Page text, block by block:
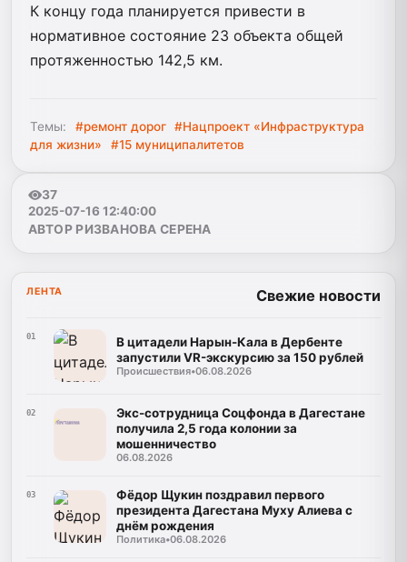
К концу года планируется привести в
нормативное состояние 23 объекта общей
протяженностью 142,5 км.
Темы: #ремонт дорог #Нацпроект «Инфраструктура
для жизни»
#15 муниципалитетов
37
2025-07-16 12:40:00
АВТОР РИЗВАНОВА СЕРЕНА
ЛЕНТА Свежие новости
01
В цитадели Нарын-Кала в Дербенте
запустили VR-экскурсию за 150 рублей
Происшествия•06.08.2026
02
Экс-сотрудница Соцфонда в Дагестане
получила 2,5 года колонии за
мошенничество
06.08.2026
03
Фёдор Щукин поздравил первого
президента Дагестана Муху Алиева с
днём рождения
Политика•06.08.2026